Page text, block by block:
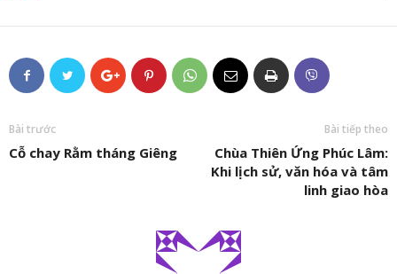
Bài trước
Cỗ chay Rằm tháng Giêng
Bài tiếp theo
Chùa Thiên Ứng Phúc Lâm:
Khi lịch sử, văn hóa và tâm
linh giao hòa